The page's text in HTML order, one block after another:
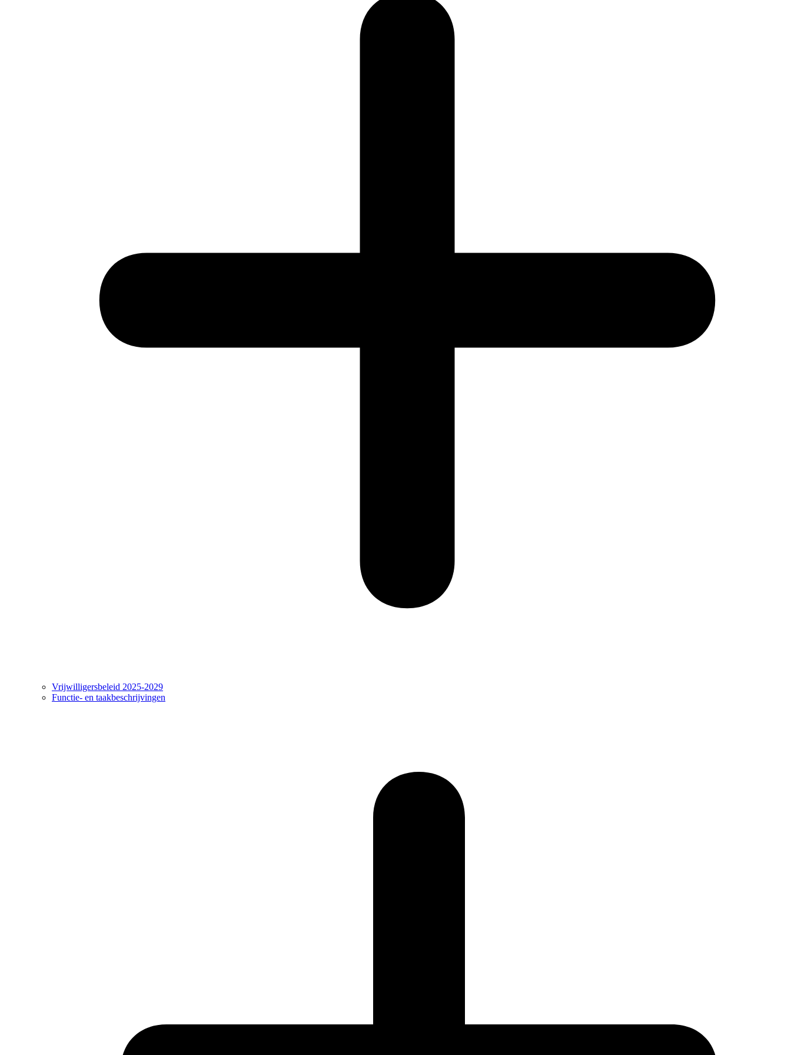
Vrijwilligersbeleid 2025-2029
Functie- en taakbeschrijvingen